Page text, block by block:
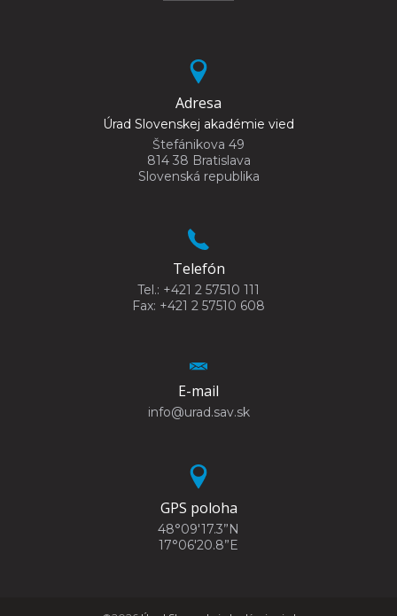
Adresa
Úrad Slovenskej akadémie vied
Štefánikova 49
814 38 Bratislava
Slovenská republika
Telefón
Tel.: +421 2 57510 111
Fax: +421 2 57510 608
E-mail
info@urad.sav.sk
GPS poloha
48°09'17.3”N
17°06'20.8”E